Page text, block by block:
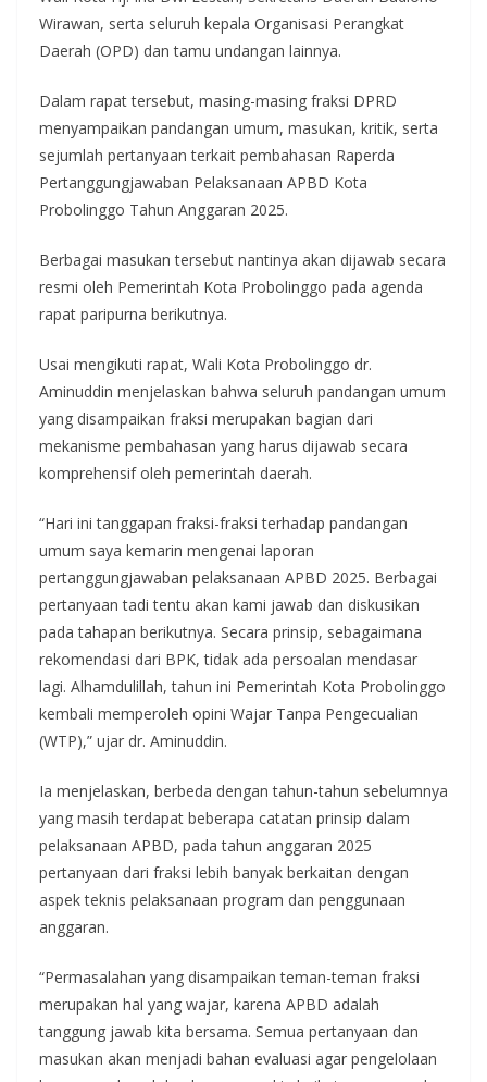
Wirawan, serta seluruh kepala Organisasi Perangkat
Daerah (OPD) dan tamu undangan lainnya.
Dalam rapat tersebut, masing-masing fraksi DPRD
menyampaikan pandangan umum, masukan, kritik, serta
sejumlah pertanyaan terkait pembahasan Raperda
Pertanggungjawaban Pelaksanaan APBD Kota
Probolinggo Tahun Anggaran 2025.
Berbagai masukan tersebut nantinya akan dijawab secara
resmi oleh Pemerintah Kota Probolinggo pada agenda
rapat paripurna berikutnya.
Usai mengikuti rapat, Wali Kota Probolinggo dr.
Aminuddin menjelaskan bahwa seluruh pandangan umum
yang disampaikan fraksi merupakan bagian dari
mekanisme pembahasan yang harus dijawab secara
komprehensif oleh pemerintah daerah.
“Hari ini tanggapan fraksi-fraksi terhadap pandangan
umum saya kemarin mengenai laporan
pertanggungjawaban pelaksanaan APBD 2025. Berbagai
pertanyaan tadi tentu akan kami jawab dan diskusikan
pada tahapan berikutnya. Secara prinsip, sebagaimana
rekomendasi dari BPK, tidak ada persoalan mendasar
lagi. Alhamdulillah, tahun ini Pemerintah Kota Probolinggo
kembali memperoleh opini Wajar Tanpa Pengecualian
(WTP),” ujar dr. Aminuddin.
Ia menjelaskan, berbeda dengan tahun-tahun sebelumnya
yang masih terdapat beberapa catatan prinsip dalam
pelaksanaan APBD, pada tahun anggaran 2025
pertanyaan dari fraksi lebih banyak berkaitan dengan
aspek teknis pelaksanaan program dan penggunaan
anggaran.
“Permasalahan yang disampaikan teman-teman fraksi
merupakan hal yang wajar, karena APBD adalah
tanggung jawab kita bersama. Semua pertanyaan dan
masukan akan menjadi bahan evaluasi agar pengelolaan